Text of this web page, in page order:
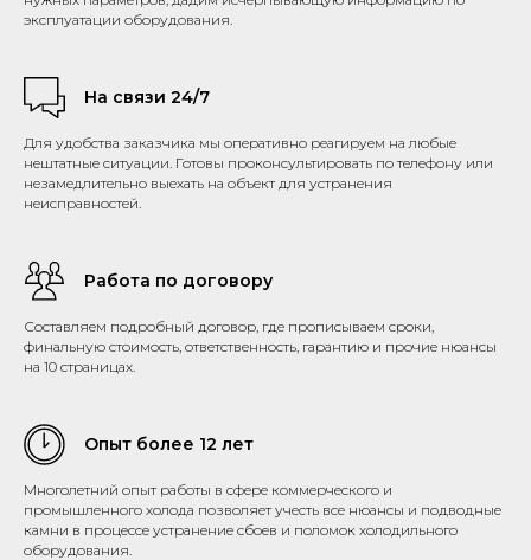
эксплуатации оборудования.
На связи 24/7
Для удобства заказчика мы оперативно реагируем на любые
нештатные ситуации. Готовы проконсультировать по телефону или
незамедлительно выехать на объект для устранения
неисправностей.
Работа по договору
Составляем подробный договор, где прописываем сроки,
финальную стоимость, ответственность, гарантию и прочие нюансы
на 10 страницах.
Опыт более 12 лет
Многолетний опыт работы в сфере коммерческого и
промышленного холода позволяет учесть все нюансы и подводные
камни в процессе устранение сбоев и поломок холодильного
оборудования.